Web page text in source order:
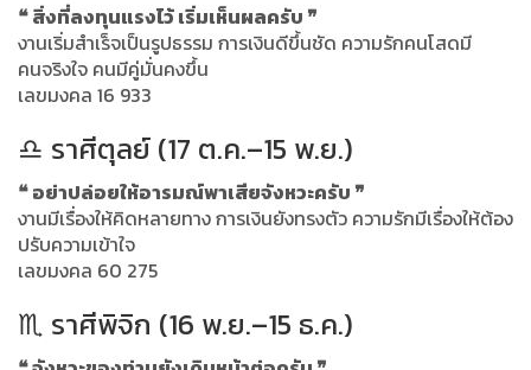
❝ สิ่งที่ลงทุนแรงไว้ เริ่มเห็นผลครับ ❞
งานเริ่มสำเร็จเป็นรูปธรรม การเงินดีขึ้นชัด ความรักคนโสดมี
คนจริงใจ คนมีคู่มั่นคงขึ้น
เลขมงคล 16 933
♎ ราศีตุลย์ (17 ต.ค.–15 พ.ย.)
❝ อย่าปล่อยให้อารมณ์พาเสียจังหวะครับ ❞
งานมีเรื่องให้คิดหลายทาง การเงินยังทรงตัว ความรักมีเรื่องให้ต้อง
ปรับความเข้าใจ
เลขมงคล 60 275
♏ ราศีพิจิก (16 พ.ย.–15 ธ.ค.)